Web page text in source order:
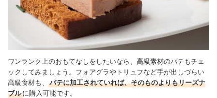
ワンランク上のおもてなしをしたいなら、高級素材のパテもチェ
ックしてみましょう。フォアグラやトリュフなど手が出しづらい
高級食材も、
パテに加工されていれば、そのものよりもリーズナ
ブルに購入可能です。